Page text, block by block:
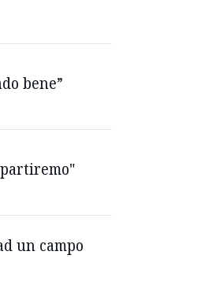
bene”
un campo